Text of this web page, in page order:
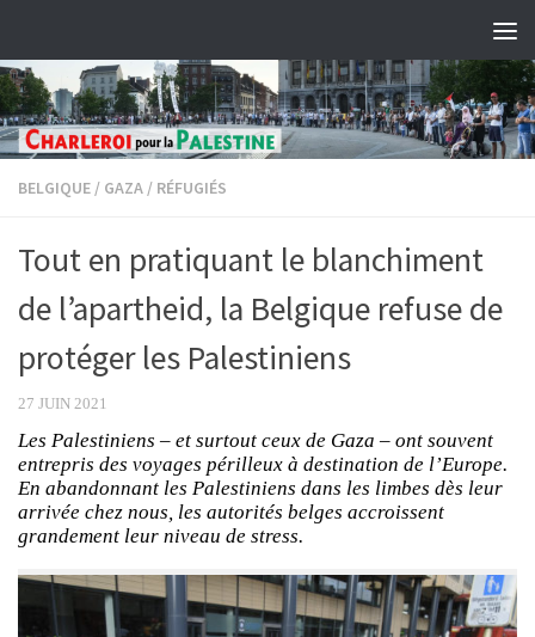
BELGIQUE / GAZA / RÉFUGIÉS
Tout en pratiquant le blanchiment
de l’apartheid, la Belgique refuse de
protéger les Palestiniens
27 JUIN 2021
Les Palestiniens – et surtout ceux de Gaza – ont souvent
entrepris des voyages périlleux à destination de l’Europe.
En abandonnant les Palestiniens dans les limbes dès leur
arrivée chez nous, les autorités belges accroissent
grandement leur niveau de stress.